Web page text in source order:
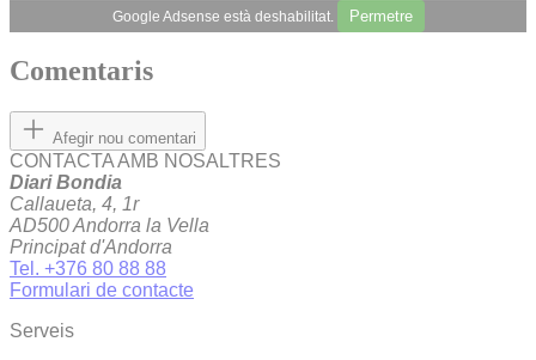
Google Adsense està deshabilitat. Permetre
Comentaris
Afegir nou comentari
CONTACTA AMB NOSALTRES
Diari Bondia
Callaueta, 4, 1r
AD500 Andorra la Vella
Principat d'Andorra
Tel. +376 80 88 88
Formulari de contacte
Serveis